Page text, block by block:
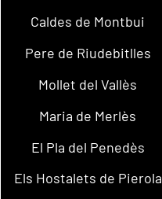
Caldes de Montbui
Pere de Riudebitlles
Mollet del Vallès
Maria de Merlès
El Pla del Penedès
Els Hostalets de Pierola